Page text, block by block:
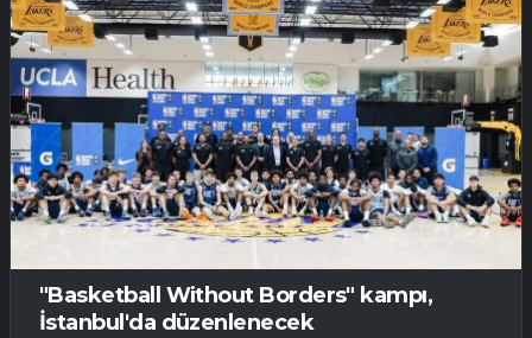
"Basketball Without Borders" kampı,
İstanbul'da düzenlenecek